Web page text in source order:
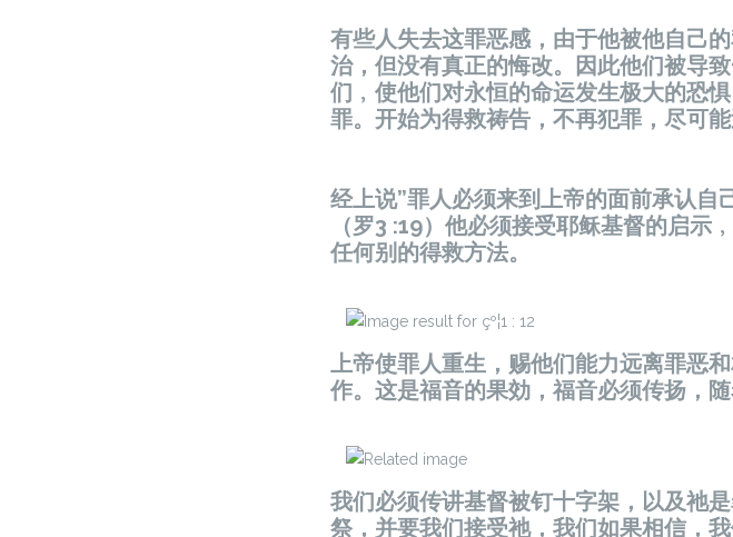
有些人失去这罪恶感，由于他被他自己
治，但没有真正的悔改。因此他们被导
们﹐使他们对永恒的命运发生极大的恐
罪。开始为得救祷告，不再犯罪，尽可
经上说”罪人必须来到上帝的面前承认
（罗3 :19）他必须接受耶稣基督的启示
任何别的得救方法。
上帝使罪人重生，赐他们能力远离罪恶
作。这是福音的果効，福音必须传扬，
我们必须传讲基督被钉十字架，以及祂
祭，并要我们接受祂，我们如果相信，